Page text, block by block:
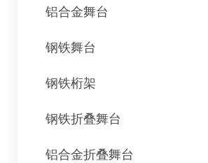
铝合金舞台
钢铁舞台
钢铁桁架
钢铁折叠舞台
铝合金折叠舞台